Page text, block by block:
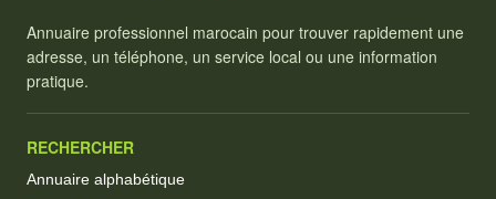
Annuaire professionnel marocain pour trouver rapidement une
adresse, un téléphone, un service local ou une information
pratique.
RECHERCHER
Annuaire alphabétique